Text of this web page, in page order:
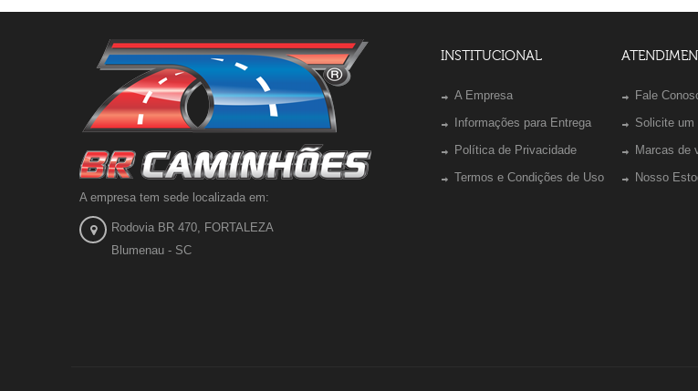
A empresa tem sede localizada em:
Rodovia BR 470, FORTALEZA
Blumenau - SC
INSTITUCIONAL
A Empresa
Informações para Entrega
Política de Privacidade
Termos e Condições de Uso
Fale
Solicite um
Marcas de
Nosso